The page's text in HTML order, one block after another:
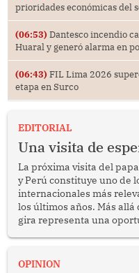
prioridades económicas del
(06:53) Dantesco incendio
Huaral y generó alarma en
(06:43) FIL Lima 2026
etapa en Surco
EDITORIAL
Una visita de
La próxima visita del
y Perú constituye uno de
internacionales más
los últimos años. Más
gira representa una
enfrenta desafíos en
OPINION